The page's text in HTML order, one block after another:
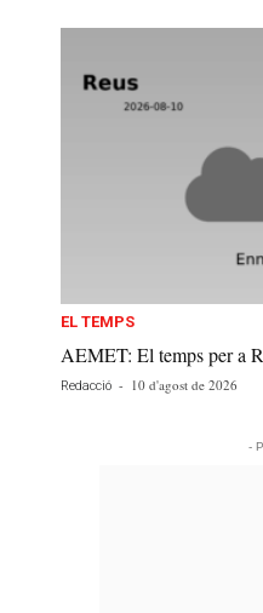
EL TEMPS
AEMET: El temps per a
Redacció - 10 d'agost de 2026
-